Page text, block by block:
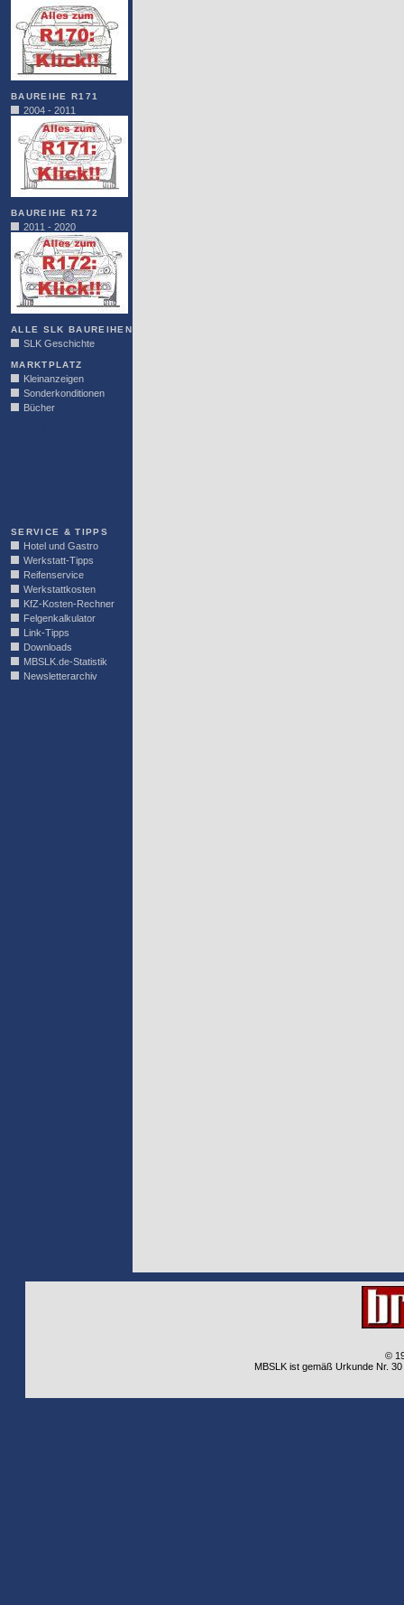
BAUREIHE R171
2004 - 2011
BAUREIHE R172
2011 - 2020
ALLE SLK BAUREIHEN
SLK Geschichte
MARKTPLATZ
Kleinanzeigen
Sonderkonditionen
Bücher
SERVICE & TIPPS
Hotel und Gastro
Werkstatt-Tipps
Reifenservice
Werkstattkosten
KfZ-Kosten-Rechner
Felgenkalkulator
Link-Tipps
Downloads
MBSLK.de-Statistik
Newsletterarchiv
©
MBSLK ist gemäß Urkunde Nr.